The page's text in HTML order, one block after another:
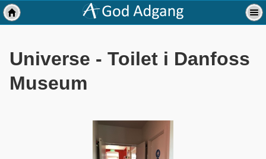
Universe - Toilet i Danfoss
Museum